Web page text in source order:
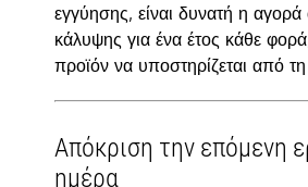
εγγύησης, είναι δυνατή η
κάλυψης για ένα έτος κάθε
προϊόν να υποστηρίζεται από
Απόκριση την επόμενη
ημέρα